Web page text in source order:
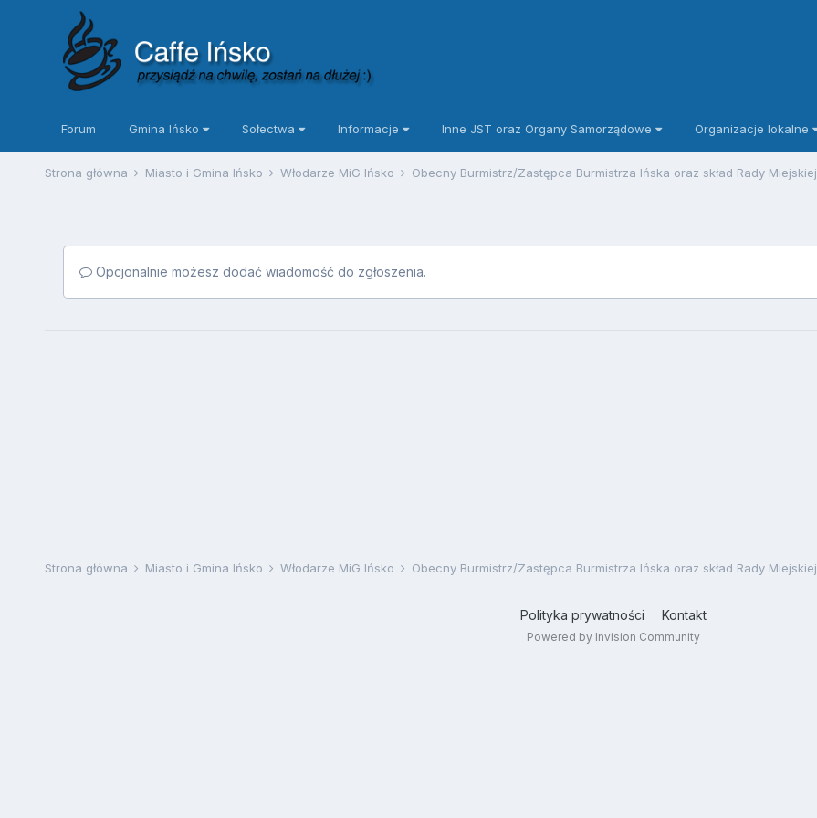
Forum Gmina Ińsko Sołectwa Informacje Inne JST oraz Organy Samorządowe Organizacje lokalne
Strona główna Miasto i Gmina Ińsko Włodarze MiG Ińsko Obecny Burmistrz/Zastępca Burmistrza Ińska oraz skład Rady Miejskiej
Opcjonalnie możesz dodać wiadomość do zgłoszenia.
Strona główna Miasto i Gmina Ińsko Włodarze MiG Ińsko Obecny Burmistrz/Zastępca Burmistrza Ińska oraz skład Rady Miejskiej
Polityka prywatności Kontakt
Powered by Invision Community